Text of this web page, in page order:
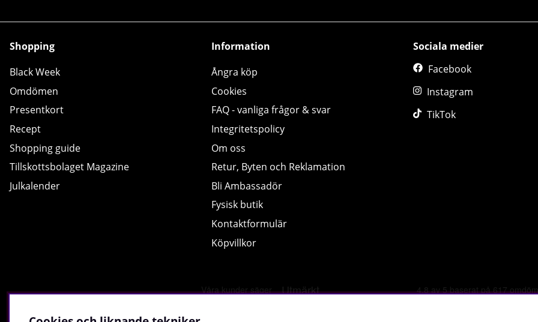
Shopping
Black Week
Omdömen
Presentkort
Recept
Shopping guide
Tillskottsbolaget Magazine
Julkalender
Information
Ångra köp
Cookies
FAQ - vanliga frågor & svar
Integritetspolicy
Om oss
Retur, Byten och Reklamation
Bli Ambassadör
Fysisk butik
Kontaktformulär
Köpvillkor
Sociala medier
Facebook
Instagram
TikTok